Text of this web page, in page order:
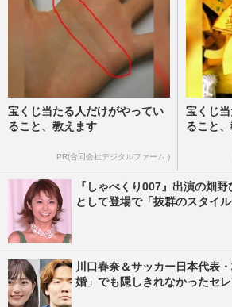
宝くじ当たる人だけがやってい
ること、教えます
PR(合同会社デジタルファーム )
宝くじ
ること
『しゃべくり007』出演の畑
として登場で「抜群のスタイ
川口春奈＆サッカー日本代表
婚」でも隠しきれなかったセ